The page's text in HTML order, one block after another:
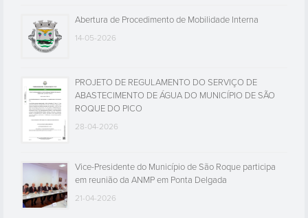
Abertura de Procedimento de Mobilidade Interna
14-05-2026
PROJETO DE REGULAMENTO DO SERVIÇO DE
ABASTECIMENTO DE ÁGUA DO MUNICÍPIO DE SÃO
ROQUE DO PICO
28-04-2026
Vice-Presidente do Município de São Roque participa
em reunião da ANMP em Ponta Delgada
21-04-2026